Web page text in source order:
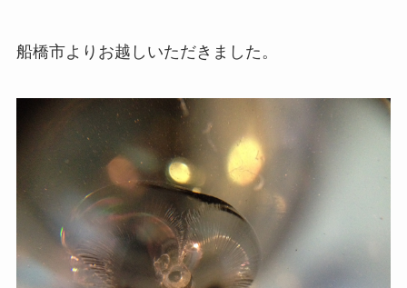
船橋市よりお越しいただきました。